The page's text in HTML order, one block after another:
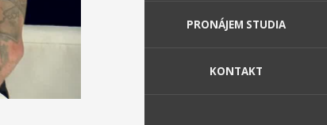
PRONÁJEM STUDIA
KONTAKT